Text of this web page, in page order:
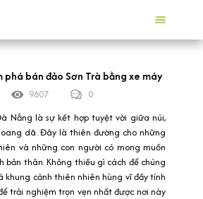
phá bán đảo Sơn Trà bằng xe máy
9607
0
Nẵng là sự kết hợp tuyệt vời giữa núi,
dã. Đây là thiên đường cho những
và những con người có mong muốn
bản thân. Không thiếu gì cách để chúng
khung cảnh thiên nhiên hùng vĩ đầy tính
trải nghiệm trọn vẹn nhất được nơi này